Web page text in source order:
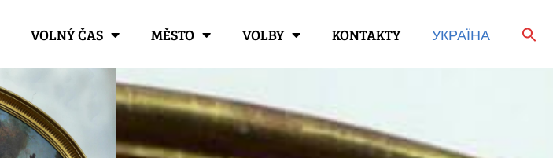
VOLNÝ ČAS MĚSTO VOLBY KONTAKTY УКРАЇНА